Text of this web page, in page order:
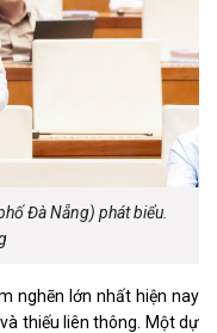
Đà Nẵng) phát biểu.
nghẽn lớn nhất hiện nay
thiếu liên thông. Một dự